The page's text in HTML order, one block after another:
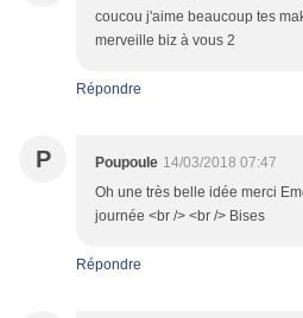
coucou j'aime beaucoup tes
merveille biz à vous 2
Répondre
P Poupoule 14/03/2018 07:47
Oh une très belle idée merci
journée <br /> <br /> Bises
Répondre